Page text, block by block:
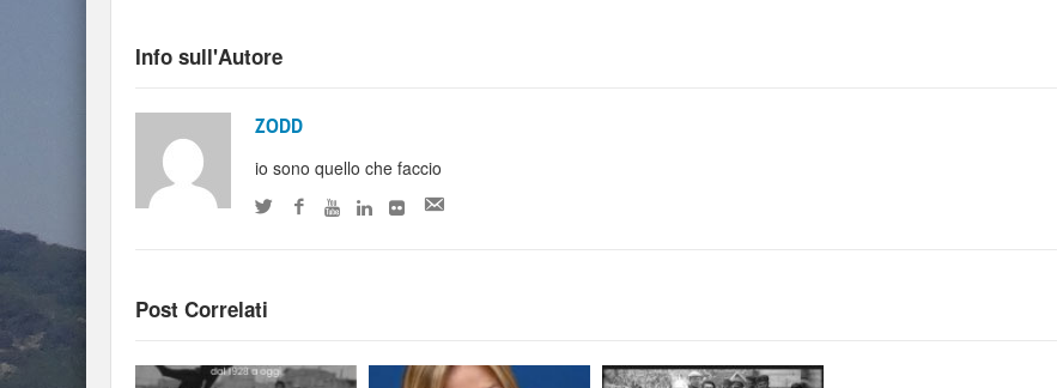
Info sull'Autore
ZODD
io sono quello che faccio
Post Correlati